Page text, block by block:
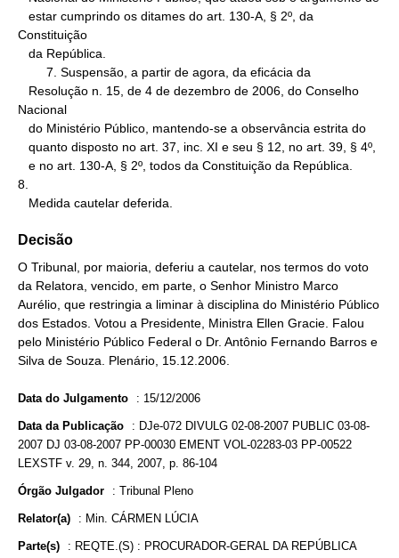
Constituição
Nacional
8.
   Medida cautelar deferida.
Decisão
O Tribunal, por maioria, deferiu a cautelar, nos termos do voto
da Relatora, vencido, em parte, o Senhor Ministro Marco
Aurélio, que restringia a liminar à disciplina do Ministério Público
dos Estados. Votou a Presidente, Ministra Ellen Gracie. Falou
pelo Ministério Público Federal o Dr. Antônio Fernando Barros e
Silva de Souza. Plenário, 15.12.2006.
Data do Julgamento : 15/12/2006
Data da Publicação : DJe-072 DIVULG 02-08-2007 PUBLIC 03-08-
2007 DJ 03-08-2007 PP-00030 EMENT VOL-02283-03 PP-00522
LEXSTF v. 29, n. 344, 2007, p. 86-104
Órgão Julgador : Tribunal Pleno
Relator(a) : Min. CÁRMEN LÚCIA
Parte(s) : REQTE.(S) : PROCURADOR-GERAL DA REPÚBLICA